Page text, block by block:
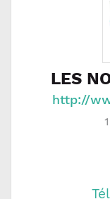
LES
http://